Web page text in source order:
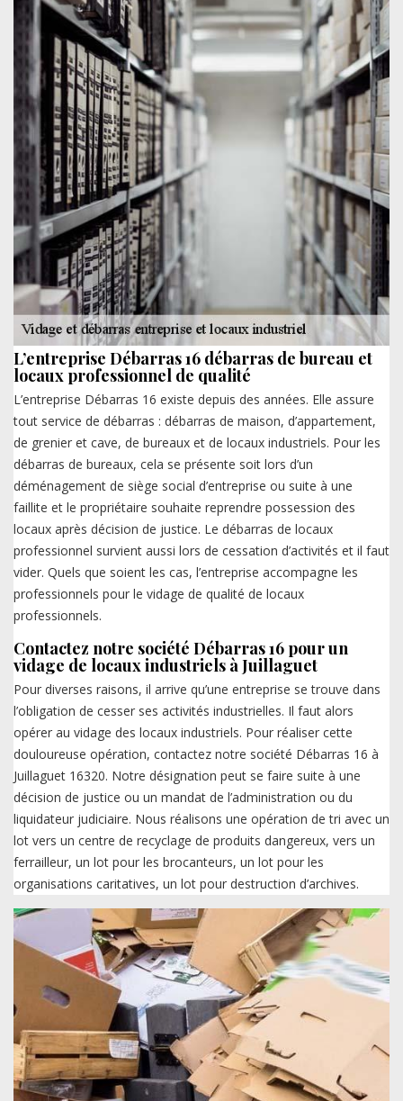
L’entreprise Débarras 16 débarras de bureau et
locaux professionnel de qualité
L’entreprise Débarras 16 existe depuis des années. Elle assure
tout service de débarras : débarras de maison, d’appartement,
de grenier et cave, de bureaux et de locaux industriels. Pour les
débarras de bureaux, cela se présente soit lors d’un
déménagement de siège social d’entreprise ou suite à une
faillite et le propriétaire souhaite reprendre possession des
locaux après décision de justice. Le débarras de locaux
professionnel survient aussi lors de cessation d’activités et il faut
vider. Quels que soient les cas, l’entreprise accompagne les
professionnels pour le vidage de qualité de locaux
professionnels.
Contactez notre société Débarras 16 pour un
vidage de locaux industriels à Juillaguet
Pour diverses raisons, il arrive qu’une entreprise se trouve dans
l’obligation de cesser ses activités industrielles. Il faut alors
opérer au vidage des locaux industriels. Pour réaliser cette
douloureuse opération, contactez notre société Débarras 16 à
Juillaguet 16320. Notre désignation peut se faire suite à une
décision de justice ou un mandat de l’administration ou du
liquidateur judiciaire. Nous réalisons une opération de tri avec un
lot vers un centre de recyclage de produits dangereux, vers un
ferrailleur, un lot pour les brocanteurs, un lot pour les
organisations caritatives, un lot pour destruction d’archives.